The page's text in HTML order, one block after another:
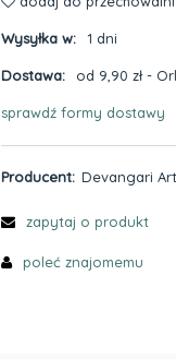
Wysyłka w: 1 dni
Dostawa: od 9,90 zł -
Cena nie zawiera
sprawdź formy dostawy
Producent: Devangari Art
zapytaj o produkt
poleć znajomemu